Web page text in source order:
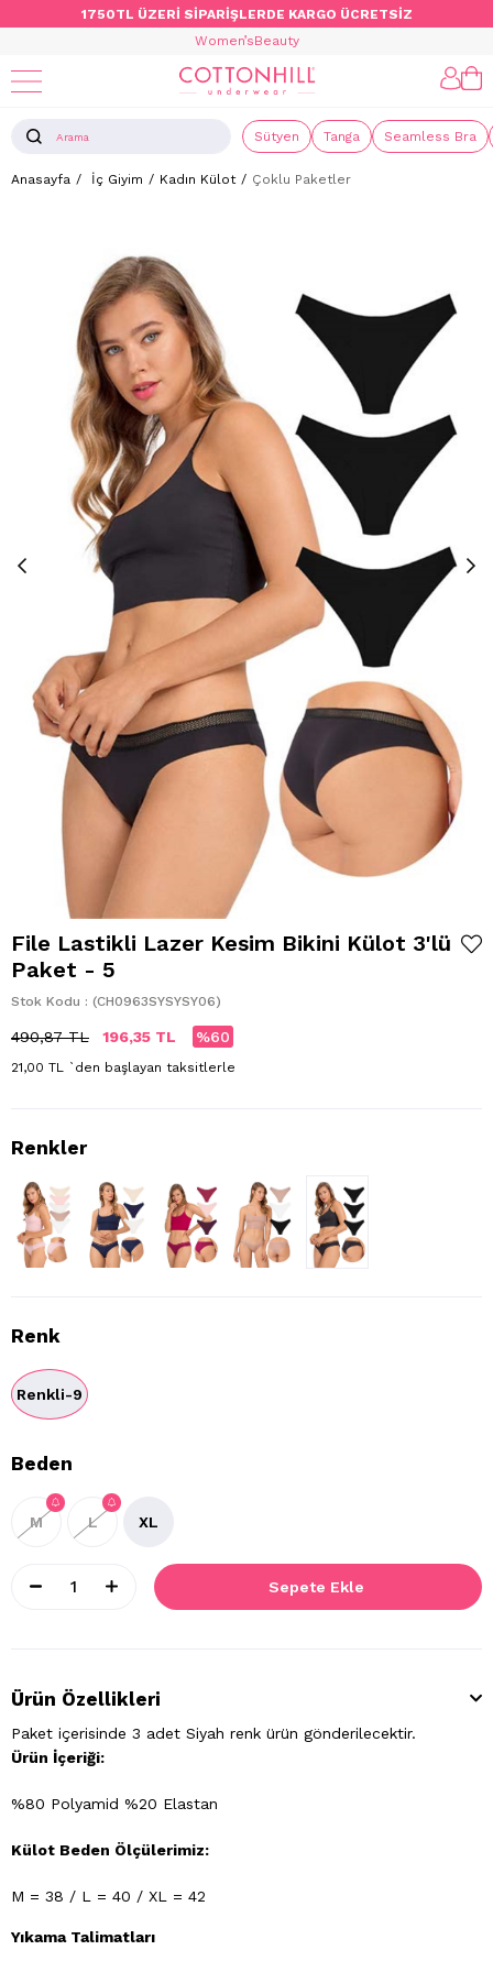
1750TL ÜZERİ SİPARİŞLERDE KARGO ÜCRETSİZ
Women’sBeauty
Sütyen Tanga Seamless Bra
Anasayfa İç Giyim Kadın Külot Çoklu Paketler
File Lastikli Lazer Kesim Bikini Külot 3'lü
Paket - 5
Stok Kodu (CH0963SYSYSY06)
490,87 TL 196,35 TL 60
21,00 TL `den başlayan taksitlerle
Renk
Renkli-9
Beden
M L XL
Ürün Özellikleri
Paket içerisinde 3 adet Siyah renk ürün gönderilecektir.
Ürün İçeriği:
%80 Polyamid %20 Elastan
Külot Beden Ölçülerimiz:
M = 38 / L = 40 / XL = 42
Yıkama Talimatları